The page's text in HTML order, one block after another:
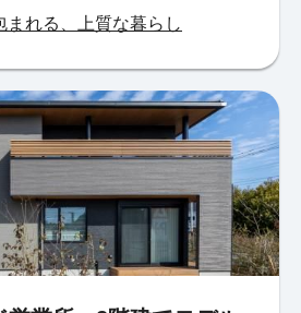
まれる、上質な暮らし